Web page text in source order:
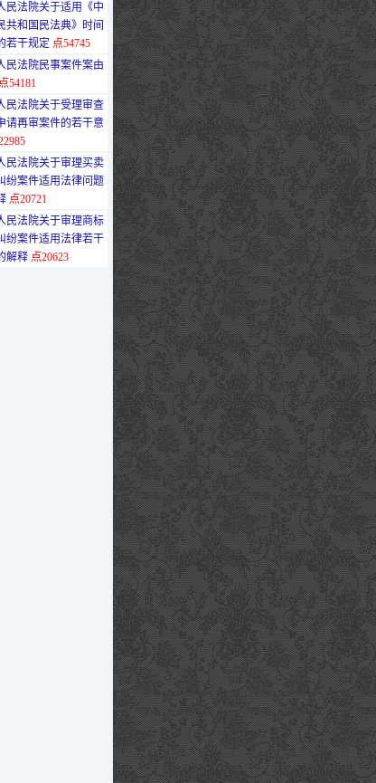
民法院关于适用《中
共和国民法典》时间
若干规定 点54745
民法院民事案件案由
点54181
民法院关于受理审查
请再审案件的若干意
民法院关于审理买卖
纷案件适用法律问题
点20721
民法院关于审理商标
纷案件适用法律若干
解释 点20623